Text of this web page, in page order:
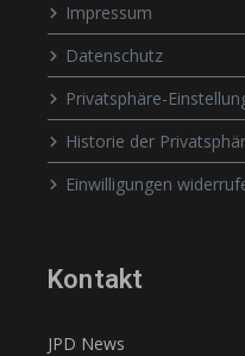
Impressum
Datenschutz
Privatsphäre-
Historie der
Einwilligungen
Kontakt
JPD News